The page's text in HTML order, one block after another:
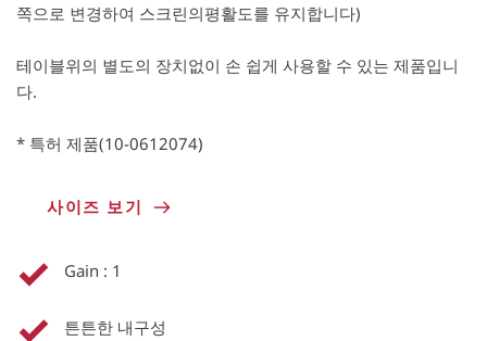
쪽으로 변경하여 스크린의평활도를 유지합니다)
테이블위의 별도의 장치없이 손 쉽게 사용할 수 있는 제품입니
다.
* 특허 제품(10-0612074)
사이즈 보기
Gain : 1
튼튼한 내구성